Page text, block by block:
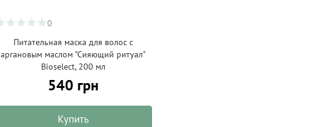
0
Питательная маска для волос с
аргановым маслом "Сияющий ритуал"
Bioselect, 200 мл
540 грн
Купить